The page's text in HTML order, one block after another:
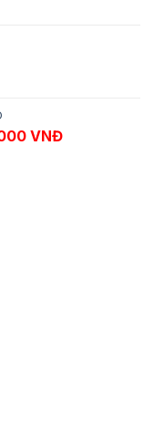
9,060,000 VNĐ.
VNĐGiá hiện tại